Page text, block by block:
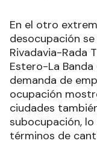
En el otro
desocupación
Rivadavia-Rada
Estero-La
demanda de
ocupación
ciudades
subocupación,
términos de